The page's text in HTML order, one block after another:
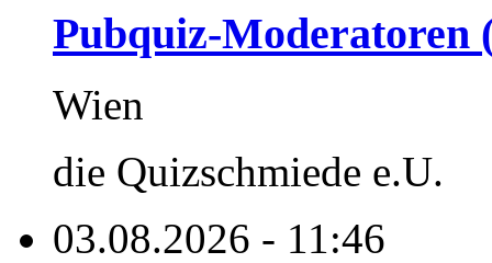
Pubquiz-Moderatoren
Wien
die Quizschmiede e.U.
03.08.2026 - 11:46